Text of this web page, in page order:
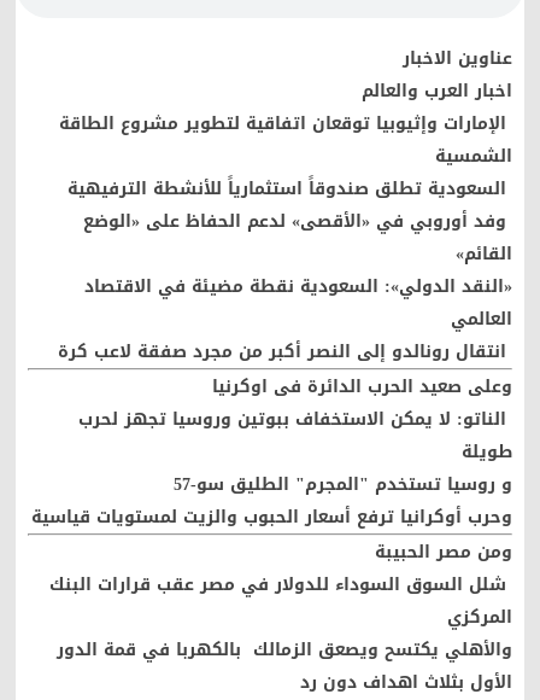
عناوين الاخبار
اخبار العرب والعالم
الإمارات وإثيوبيا توقعان اتفاقية لتطوير مشروع الطاقة
الشمسية
السعودية تطلق صندوقاً استثمارياً للأنشطة الترفيهية
وفد أوروبي في «الأقصى» لدعم الحفاظ على «الوضع
القائم»
«النقد الدولي»: السعودية نقطة مضيئة في الاقتصاد
العالمي
انتقال رونالدو إلى النصر أكبر من مجرد صفقة لاعب كرة
وعلى صعيد الحرب الدائرة فى اوكرنيا
الناتو: لا يمكن الاستخفاف ببوتين وروسيا تجهز لحرب
طويلة
و روسيا تستخدم "المجرم" الطليق سو-57
وحرب أوكرانيا ترفع أسعار الحبوب والزيت لمستويات قياسية
ومن مصر الحبيبة
شلل السوق السوداء للدولار في مصر عقب قرارات البنك
المركزي
والأهلي يكتسح ويصعق الزمالك بالكهربا في قمة الدور
الأول بثلاث اهداف دون رد